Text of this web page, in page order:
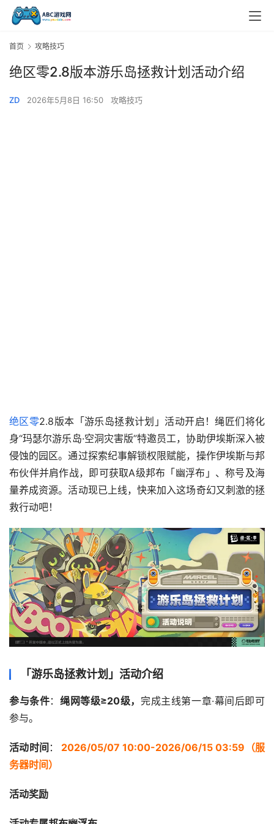
首页 攻略技巧
绝区零2.8版本游乐岛拯救计划活动介绍
ZD 2026年5月8日 16:50 攻略技巧
绝区零2.8版本「游乐岛拯救计划」活动开启！绳匠们将化
身“玛瑟尔游乐岛·空洞灾害版”特邀员工，协助伊埃斯深入被
侵蚀的园区。通过探索纪事解锁权限赋能，操作伊埃斯与邦
布伙伴并肩作战，即可获取A级邦布「幽浮布」、称号及海
量养成资源。活动现已上线，快来加入这场奇幻又刺激的拯
救行动吧！
「游乐岛拯救计划」活动介绍
参与条件： 绳网等级≥20级， 完成主线第一章·幕间后即可
参与。
活动时间 ：
2026/05/07 10:00-2026/06/15 03:59（服
务器时间）
活动奖励